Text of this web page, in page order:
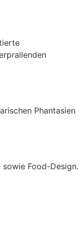
prallenden
Phantasien
Food-Design.